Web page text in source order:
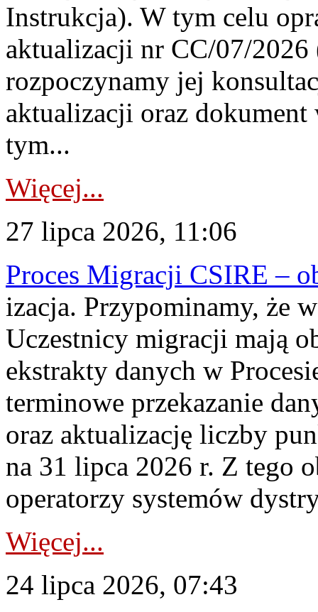
Instrukcja). W tym celu
aktualizacji nr CC/07/
rozpoczynamy jej
aktualizacji oraz
tym...
Więcej...
27 lipca 2026, 11:06
Proces Migracji CSIRE –
izacja. Przypominamy, że
Uczestnicy migracji mają
ekstrakty danych w
terminowe przekazanie
oraz aktualizację liczby
na 31 lipca 2026 r. Z tego
operatorzy systemów
Więcej...
24 lipca 2026, 07:43